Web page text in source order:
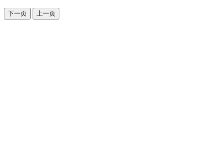
下一页 上一页